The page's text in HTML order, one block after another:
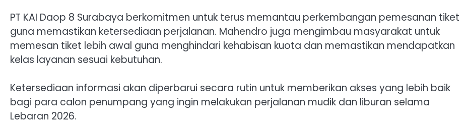
PT KAI Daop 8 Surabaya berkomitmen untuk terus memantau perkembangan pemesanan tiket
guna memastikan ketersediaan perjalanan. Mahendro juga mengimbau masyarakat untuk
memesan tiket lebih awal guna menghindari kehabisan kuota dan memastikan mendapatkan
kelas layanan sesuai kebutuhan.
Ketersediaan informasi akan diperbarui secara rutin untuk memberikan akses yang lebih baik
bagi para calon penumpang yang ingin melakukan perjalanan mudik dan liburan selama
Lebaran 2026.